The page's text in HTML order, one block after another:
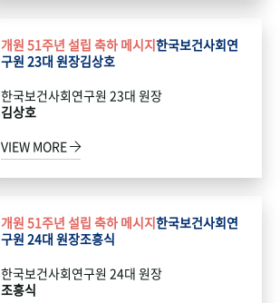
개원 51주년 설립 축하 메시지한국보건사회연
구원 23대 원장김상호
한국보건사회연구원 23대 원장
김상호
VIEW MORE
개원 51주년 설립 축하 메시지한국보건사회연
구원 24대 원장조흥식
한국보건사회연구원 24대 원장
조흥식